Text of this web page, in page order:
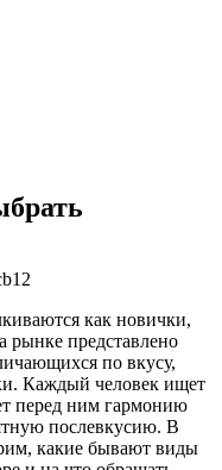
как новички,
рынке представлено
по вкусу,
Каждый человек ищет
перед ним гармонию
послевкусию. В
какие бывают виды